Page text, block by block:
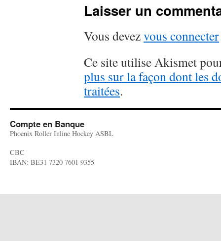
Laisser un
Vous devezvous connecter
Ce site utilise Akismet
plus sur la façon dont les
traitées.
Compte en Banque
Phoenix Roller Inline Hockey ASBL
CBC
IBAN: BE31 7320 7601 9355